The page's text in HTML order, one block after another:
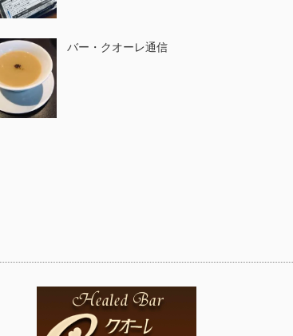
バー・クオーレ通信